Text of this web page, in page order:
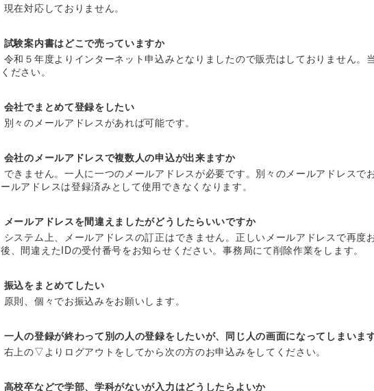
現在対応しておりません。
試験案内書はどこで売っていますか
令和５年度よりインターネット申込みとなりましたので販売はしておりません。
ください。
会社でまとめて登録をしたい
別々のメールアドレスがあれば可能です。
会社のメールアドレスで複数人の申込が出来ますか
できません。一人に一つのメールアドレスが必要です。別々のメールアドレスで
ールアドレスは登録済みとして使用できなくなります。
メールアドレスを間違えましたがどうしたらいいですか
システム上、メールアドレスの訂正はできません。正しいメールアドレスで再度
後、間違えたIDの受付番号をお知らせください。事務局にて削除作業をします。
振込をまとめてしたい
原則、個々でお振込みをお願いします。
一人の登録が終わって別の人の登録をしたいが、同じ人の画面になってしまいます
右上の▽よりログアウトをしてから次の方のお申込みをしてください。
高校卒などで学部、学科がないが入力はどうしたらよいか